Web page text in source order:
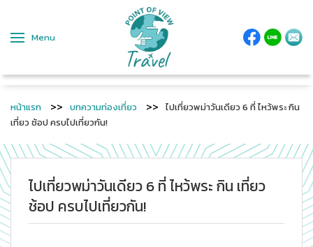
Menu
หน้าแรก บทความท่องเที่ยว
ไปเที่ยวพม่าวันเดียว 6 ที่ ไหว้พระ กิน
เที่ยว ช้อป ครบไปเที่ยวกัน!
ไปเที่ยวพม่าวันเดียว 6 ที่ ไหว้พระ กิน เที่ยว
ช้อป ครบไปเที่ยวกัน!